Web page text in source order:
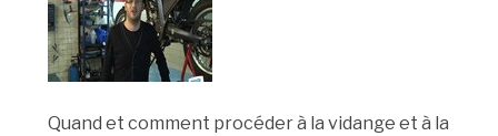
Quand et comment procéder à la vidange et à la